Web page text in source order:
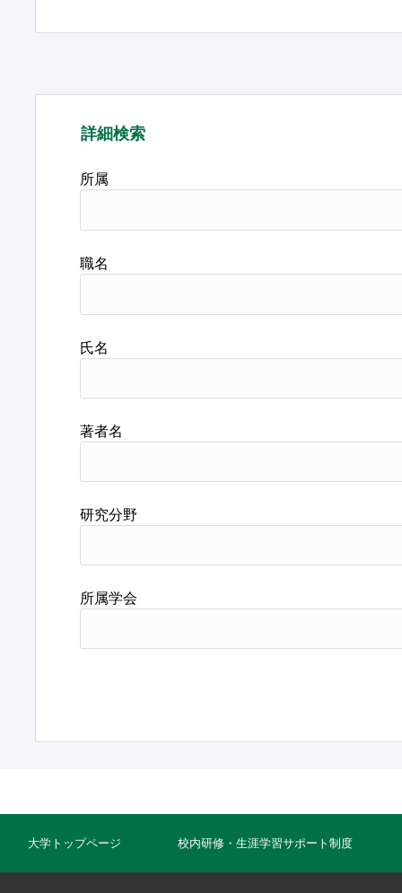
詳細検索
所属
職名
氏名
著者名
研究分野
所属学会
大学トップページ 校内研修・生涯学習サポート制度